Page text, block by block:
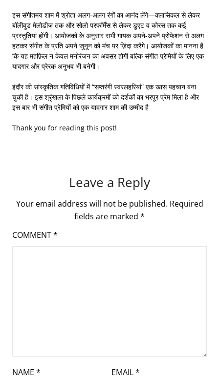
इस संगीतमय शाम में श्रोता अलग-अलग रंगों का आनंद लेंगे—क्लासिकल से लेकर
बॉलीवुड मेलोडीज़ तक और सोलो परफॉर्मेंस से लेकर डुएट व कोरस तक कई
प्रस्तुतियां होंगी। आयोजकों के अनुसार सभी गायक अपने-अपने प्रोफेशन से अलग
हटकर संगीत के प्रति अपने जुनून को मंच पर ज़िंदा करेंगे। आयोजकों का मानना है
कि यह महफ़िल न केवल मनोरंजन का अवसर होगी बल्कि संगीत प्रेमियों के लिए एक
यादगार और प्रेरक अनुभव भी बनेगी।
इंदौर की सांस्कृतिक गतिविधियों में “सप्तरंगी स्वरलहरियां” एक खास पहचान बना
चुकी है। इस श्रृंखला के पिछले कार्यक्रमों को दर्शकों का भरपूर प्रेम मिला है और
इस बार भी संगीत प्रेमियों को एक यादगार शाम की उम्मीद है
Thank you for reading this post!
Leave a Reply
Your email address will not be published. Required
fields are marked *
COMMENT*
NAME * EMAIL*